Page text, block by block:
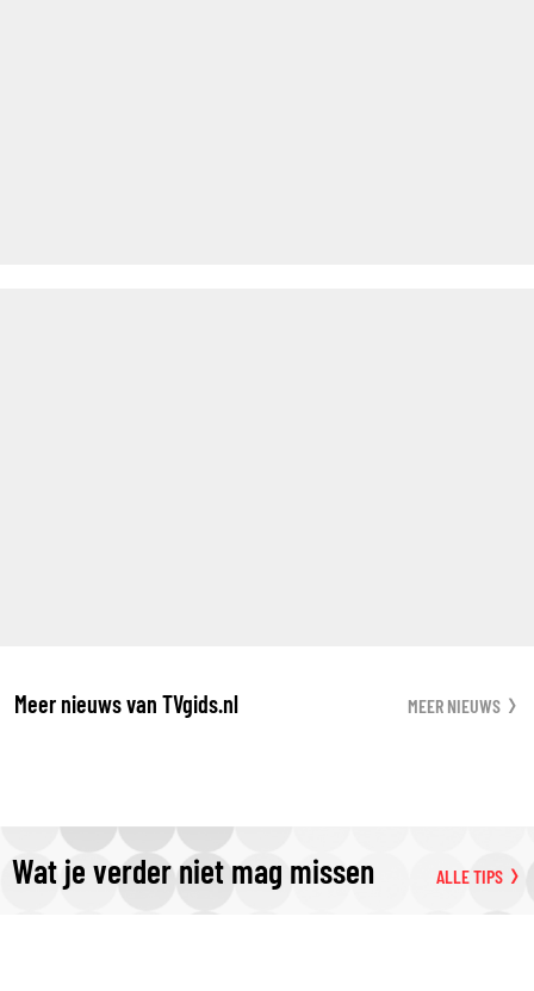
Meer nieuws van TVgids.nl MEER NIEUWS
Wat je verder niet mag missen ALLE TIPS